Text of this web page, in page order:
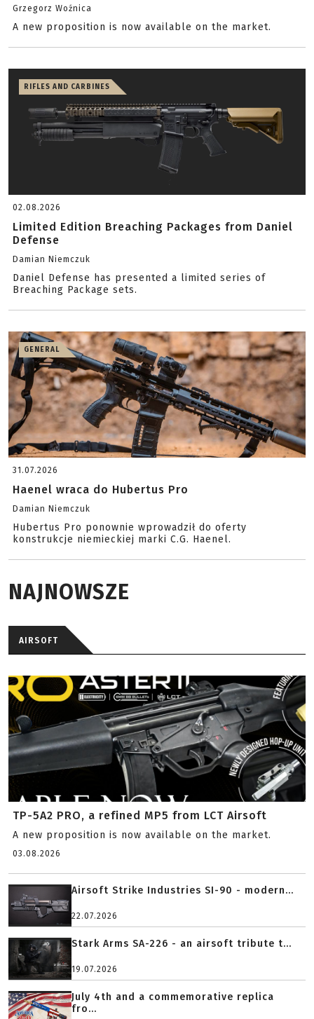
Grzegorz Woźnica
A new proposition is now available on the market.
RIFLES AND CARBINES
02.08.2026
Limited Edition Breaching Packages from Daniel
Defense
Damian Niemczuk
Daniel Defense has presented a limited series of
Breaching Package sets.
GENERAL
31.07.2026
Haenel wraca do Hubertus Pro
Damian Niemczuk
Hubertus Pro ponownie wprowadził do oferty
konstrukcje niemieckiej marki C.G. Haenel.
NAJNOWSZE
AIRSOFT
TP-5A2 PRO, a refined MP5 from LCT Airsoft
A new proposition is now available on the market.
03.08.2026
Airsoft Strike Industries SI-90 - modern...
22.07.2026
Stark Arms SA-226 - an airsoft tribute t...
19.07.2026
July 4th and a commemorative replica
fro...